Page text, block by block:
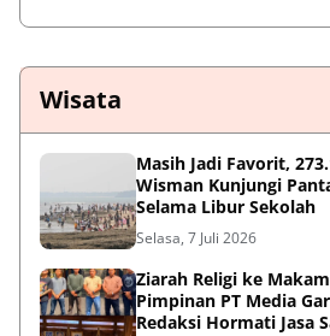
Wisata
Masih Jadi Favorit,
Wisman Kunjungi
Selama Libur Sekolah
Selasa, 7 Juli 2026
Ziarah Religi ke
Pimpinan PT Media
Redaksi Hormati Jasa